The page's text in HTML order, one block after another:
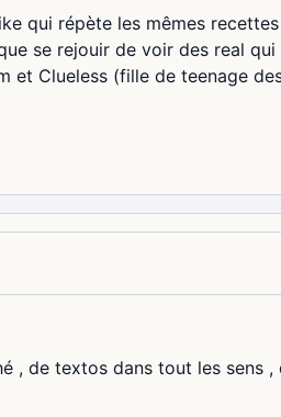
qui répète les mêmes
se rejouir de voir des real qui
et Clueless (fille de teenage
, de textos dans tout les sens ,